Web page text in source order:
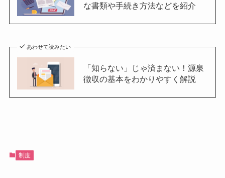
な書類や手続き方法などを紹介
あわせて読みたい
「知らない」じゃ済まない！源泉
徴収の基本をわかりやすく解説
制度